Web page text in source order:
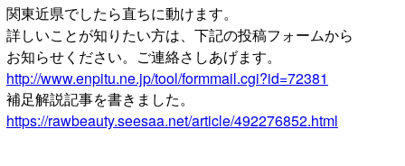
関東近県でしたら直ちに動けます。
詳しいことが知りたい方は、下記の投稿フォームから
お知らせください。ご連絡さしあげます。
http://www.enpitu.ne.jp/tool/formmail.cgi?id=72381
補足解説記事を書きました。
https://rawbeauty.seesaa.net/article/492276852.html